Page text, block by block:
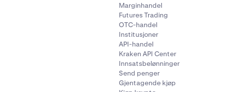
Marginhandel
Futures Trading
OTC-handel
Institusjoner
API-handel
Kraken API Center
Innsatsbelønninger
Send penger
Gjentagende kjøp